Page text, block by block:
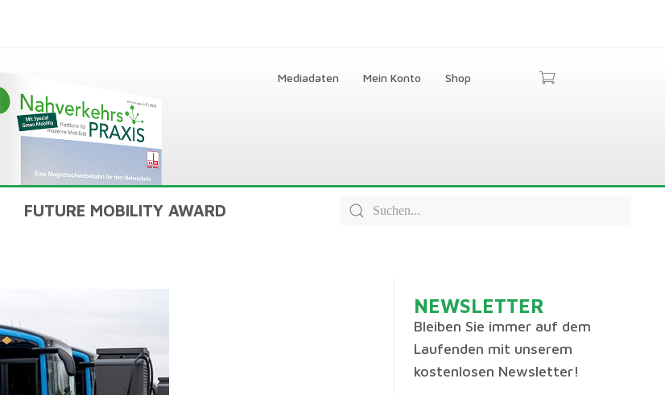
Mediadaten Mein Konto Shop
FUTURE MOBILITY AWARD
NEWSLETTER
Bleiben Sie immer auf dem
Laufenden mit unserem
kostenlosen Newsletter!